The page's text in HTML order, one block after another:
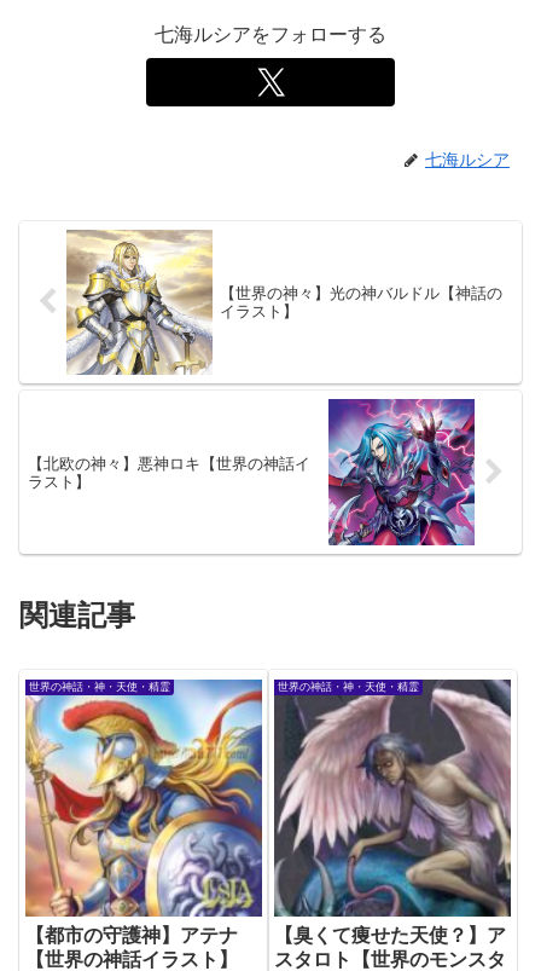
七海ルシアをフォローする
七海ルシア
【世界の神々】光の神バルドル【神話の
イラスト】
【北欧の神々】悪神ロキ【世界の神話イ
ラスト】
関連記事
世界の神話・神・天使・精霊
【都市の守護神】アテナ
【世界の神話イラスト】
世界の神話・神・天使・精霊
【臭くて痩せた天使？】ア
スタロト【世界のモンスタ